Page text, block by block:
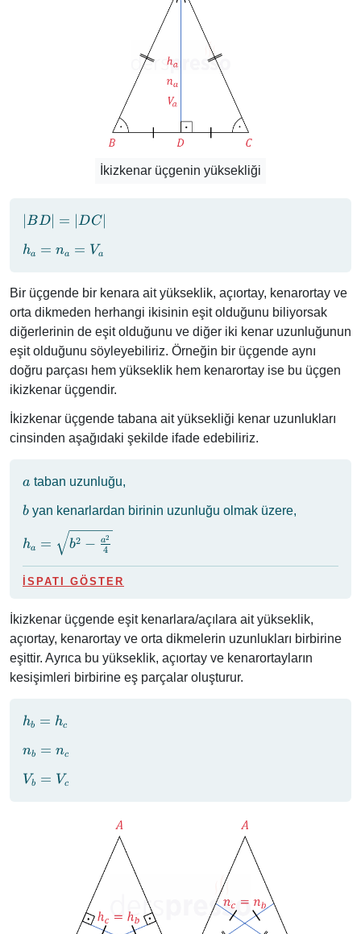
İkizkenar üçgenin yüksekliği
\abs{BD}
\abs{DC}
BD = ∣DC∣
h_a
=
V_a
ha = na = Va
Bir üçgende bir kenara ait yükseklik, açıortay, kenarortay ve
orta dikmeden herhangi ikisinin eşit olduğunu biliyorsak
diğerlerinin de eşit olduğunu ve diğer iki kenar uzunluğunun
eşit olduğunu söyleyebiliriz. Örneğin bir üçgende aynı
doğru parçası hem yükseklik hem kenarortay ise bu üçgen
ikizkenar üçgendir.
İkizkenar üçgende tabana ait yüksekliği kenar uzunlukları
cinsinden aşağıdaki şekilde ifade edebiliriz.
a
a taban uzunluğu,
b
b yan kenarlardan birinin uzunluğu olmak üzere,
h_a =
\sqrt{b^2
-
\frac{a^2}
ha = b2 − 4
a2
İSPATI GÖSTER
İkizkenar üçgende eşit kenarlara/açılara ait yükseklik,
açıortay, kenarortay ve orta dikmelerin uzunlukları birbirine
eşittir. Ayrıca bu yükseklik, açıortay ve kenarortayların
kesişimleri birbirine eş parçalar oluşturur.
h_b
h_c
hb = hc
n_b
n_c
nb = nc
V_b
Vb = Vc